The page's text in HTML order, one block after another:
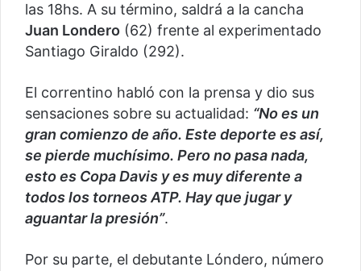
las 18hs. A su término, saldrá a la cancha
Juan Londero (62) frente al experimentado
Santiago Giraldo (292).
El correntino habló con la prensa y dio sus
sensaciones sobre su actualidad: “No es un
gran comienzo de año. Este deporte es así,
se pierde muchísimo. Pero no pasa nada,
esto es Copa Davis y es muy diferente a
todos los torneos ATP. Hay que jugar y
aguantar la presión”.
Por su parte, el debutante Lóndero, número